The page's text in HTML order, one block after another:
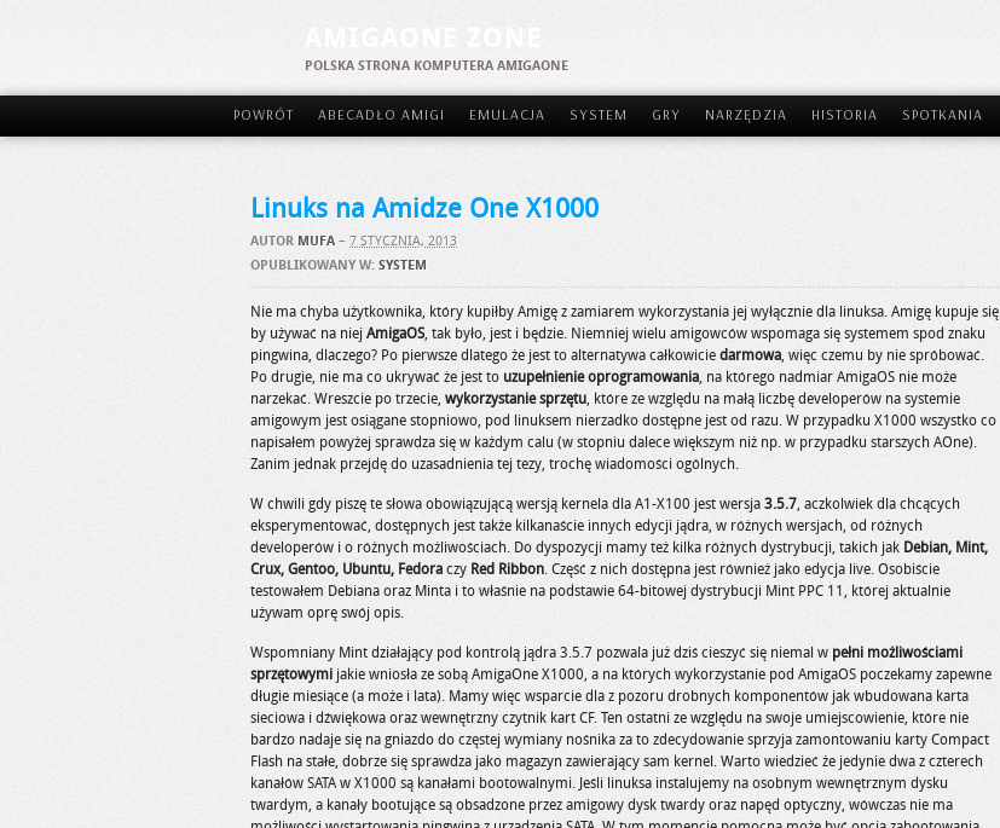
POLSKA STRONA KOMPUTERA AMIGAONE
POWRÓT ABECADŁO AMIGI EMULACJA SYSTEM GRY NARZĘDZIA HISTORIA SPOTKANIA
Linuks na Amidze One X1000
AUTOR MUFA – 7 STYCZNIA, 2013
OPUBLIKOWANY W: SYSTEM
Nie ma chyba użytkownika, który kupiłby Amigę z zamiarem wykorzystania jej wyłącznie dla linuksa. Amigę kupuje się
by używać na niejAmigaOS, tak było, jest i będzie. Niemniej wielu amigowców wspomaga się systemem spod znaku
pingwina, dlaczego? Po pierwsze dlatego że jest to alternatywa całkowiciedarmowa , więc czemu by nie spróbować.
Po drugie, nie ma co ukrywać że jest to uzupełnienie oprogramowania , na którego nadmiar AmigaOS nie może
narzekać. Wreszcie po trzecie, wykorzystanie sprzętu , które ze względu na małą liczbę developerów na systemie
amigowym jest osiągane stopniowo, pod linuksem nierzadko dostępne jest od razu. W przypadku X1000 wszystko co
napisałem powyżej sprawdza się w każdym calu (w stopniu dalece większym niż np. w przypadku starszych AOne).
Zanim jednak przejdę do uzasadnienia tej tezy, trochę wiadomości ogólnych.
W chwili gdy piszę te słowa obowiązującą wersją kernela dla A1-X100 jest wersja3.5.7 , aczkolwiek dla chcących
eksperymentować, dostępnych jest także kilkanaście innych edycji jądra, w różnych wersjach, od różnych
developerów i o różnych możliwościach. Do dyspozycji mamy też kilka różnych dystrybucji, takich jak Debian, Mint,
Crux, Gentoo, Ubuntu, Fedoraczy Red Ribbon . Część z nich dostępna jest również jako edycja live. Osobiście
testowałem Debiana oraz Minta i to właśnie na podstawie 64-bitowej dystrybucji Mint PPC 11, której aktualnie
używam oprę swój opis.
Wspomniany Mint działający pod kontrolą jądra 3.5.7 pozwala już dziś cieszyć się niemal w pełni możliwościami
sprzętowymi jakie wniosła ze sobą AmigaOne X1000, a na których wykorzystanie pod AmigaOS poczekamy zapewne
długie miesiące (a może i lata). Mamy więc wsparcie dla z pozoru drobnych komponentów jak wbudowana karta
sieciowa i dźwiękowa oraz wewnętrzny czytnik kart CF. Ten ostatni ze względu na swoje umiejscowienie, które nie
bardzo nadaje się na gniazdo do częstej wymiany nośnika za to zdecydowanie sprzyja zamontowaniu karty Compact
Flash na stałe, dobrze się sprawdza jako magazyn zawierający sam kernel. Warto wiedzieć że jedynie dwa z czterech
kanałów SATA w X1000 są kanałami bootowalnymi. Jeśli linuksa instalujemy na osobnym wewnętrznym dysku
twardym, a kanały bootujące są obsadzone przez amigowy dysk twardy oraz napęd optyczny, wówczas nie ma